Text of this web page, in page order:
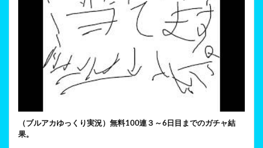
（ブルアカゆっくり実況）無料100連３～6日目までのガチャ結
果。